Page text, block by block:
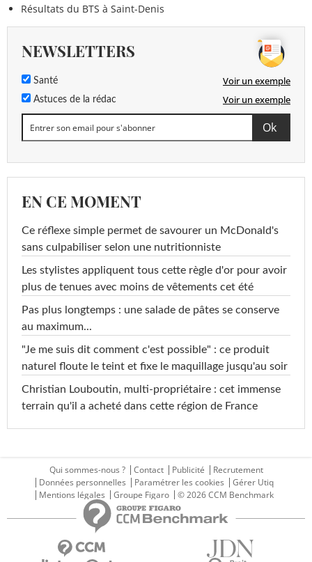
Résultats du BTS à Saint-Denis
NEWSLETTERS
Santé Voir un exemple
Astuces de la rédac Voir un exemple
EN CE MOMENT
Ce réflexe simple permet de savourer un McDonald's
sans culpabiliser selon une nutritionniste
Les stylistes appliquent tous cette règle d'or pour avoir
plus de tenues avec moins de vêtements cet été
Pas plus longtemps : une salade de pâtes se conserve
au maximum...
"Je me suis dit comment c'est possible" : ce produit
naturel floute le teint et fixe le maquillage jusqu'au soir
Christian Louboutin, multi-propriétaire : cet immense
terrain qu'il a acheté dans cette région de France
Qui sommes-nous ? Contact Publicité
Recrutement
Données personnelles
Paramétrer les cookies
Gérer Utiq
Mentions légales
Groupe Figaro © 2026 CCM Benchmark